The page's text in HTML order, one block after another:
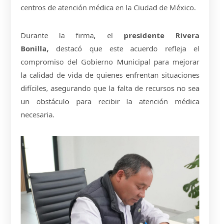
centros de atención médica en la Ciudad de México.
Durante la firma, el presidente Rivera
Bonilla, destacó que este acuerdo refleja el
compromiso del Gobierno Municipal para mejorar
la calidad de vida de quienes enfrentan situaciones
difíciles, asegurando que la falta de recursos no sea
un obstáculo para recibir la atención médica
necesaria.